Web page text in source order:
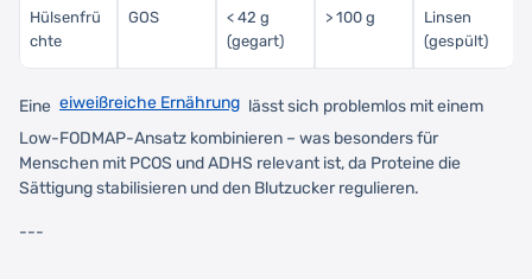
Hülsenfrü
chte
GOS
< 42 g
(gegart)
> 100 g
Linsen
(gespült)
Eine eiweißreiche Ernährung lässt sich problemlos mit einem
Low-FODMAP-Ansatz kombinieren – was besonders für
Menschen mit PCOS und ADHS relevant ist, da Proteine die
Sättigung stabilisieren und den Blutzucker regulieren.
---